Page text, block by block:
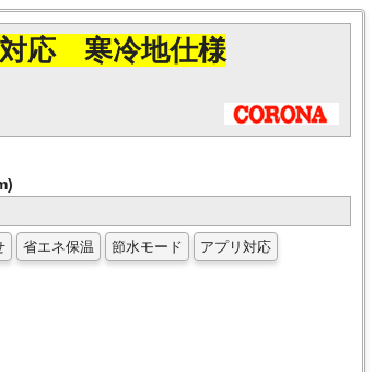
応 寒冷地仕様
省エネ保温 節水モード アプリ対応